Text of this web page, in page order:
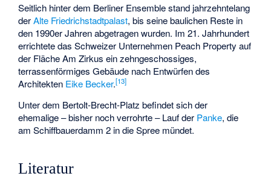
Seitlich hinter dem Berliner Ensemble stand jahrzehntelang
derAlte Friedrichstadtpalast, bis seine baulichen Reste in
den 1990er Jahren abgetragen wurden. Im 21. Jahrhundert
errichtete das Schweizer Unternehmen Peach Property auf
der FlächeAm Zirkus ein zehngeschossiges,
terrassenförmiges Gebäude nach Entwürfen des
Architekten Eike Becker.[13]
Unter dem Bertolt-Brecht-Platz befindet sich der
ehemalige – bisher noch verrohrte – Lauf der Panke, die
am Schiffbauerdamm 2 in die Spree mündet.
Literatur